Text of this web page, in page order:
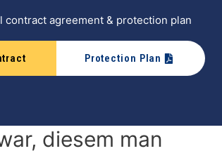
contract agreement & protection plan
Protection Plan
diesem man